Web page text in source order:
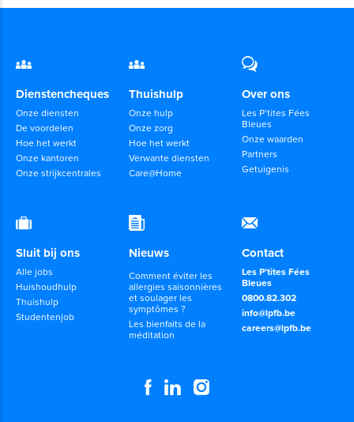
Dienstencheques
Onze diensten
De voordelen
Hoe het werkt
Onze kantoren
Onze strijkcentrales
Thuishulp
Onze hulp
Onze zorg
Hoe het werkt
Verwante diensten
Care@Home
Over ons
Les P’tites Fées
Bleues
Onze waarden
Partners
Getuigenis
Sluit bij ons
Alle jobs
Huishoudhulp
Thuishulp
Studentenjob
Nieuws
Comment éviter les
allergies saisonnières
et soulager les
symptômes ?
Les bienfaits de la
méditation
Contact
Les P’tites Fées
Bleues
0800.82.302
info@lpfb.be
careers@lpfb.be